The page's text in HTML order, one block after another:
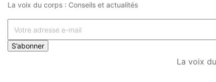
La voix du corps : Conseils et actualités
S’abonner
La voix